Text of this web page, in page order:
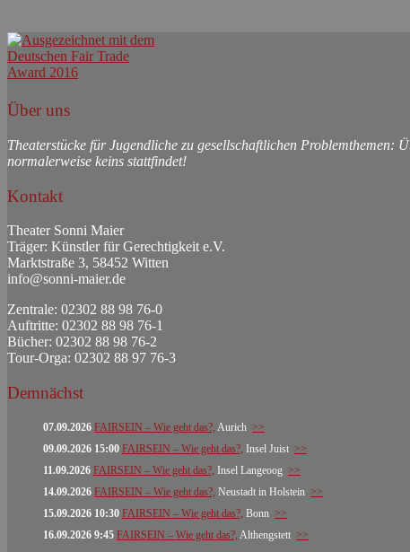
Über uns
Theaterstücke für Jugendliche zu gesellschaftlichen
normalerweise keins stattfindet!
Kontakt
Theater Sonni Maier
Träger: Künstler für Gerechtigkeit e.V.
Marktstraße 3, 58452 Witten
info@sonni-maier.de
Zentrale: 02302 88 98 76-0
Auftritte: 02302 88 98 76-1
Bücher: 02302 88 98 76-2
Tour-Orga: 02302 88 97 76-3
Demnächst
07.09.2026 FAIRSEIN – Wie geht das?, Aurich >>
09.09.2026 15:00 FAIRSEIN – Wie geht das?, Insel Juist >>
11.09.2026 FAIRSEIN – Wie geht das?, Insel Langeoog >>
14.09.2026 FAIRSEIN – Wie geht das?, Neustadt in Holstein >>
15.09.2026 10:30 FAIRSEIN – Wie geht das?, Bonn >>
16.09.2026 9:45 FAIRSEIN – Wie geht das?, Althengstett >>